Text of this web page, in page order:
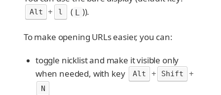
Alt + l ( L )).
To make opening URLs easier, you can:
toggle nicklist and make it visible only
when needed, with key
Alt + Shift +
N